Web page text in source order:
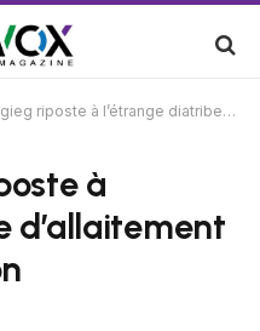
à l’étrange diatribe d’allaitement de Tucker Carlson
à
d’allaitement